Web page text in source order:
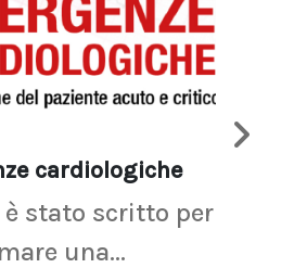
cardiologiche
stato scritto per
una...